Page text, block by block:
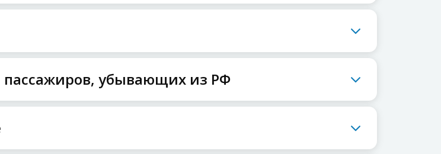
пассажиров, убывающих из РФ